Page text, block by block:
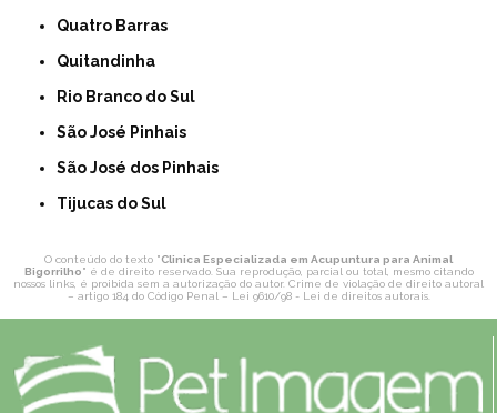
Quatro Barras
Quitandinha
Rio Branco do Sul
São José Pinhais
São José dos Pinhais
Tijucas do Sul
O conteúdo do texto "Clinica Especializada em Acupuntura para Animal
Bigorrilho" é de direito reservado. Sua reprodução, parcial ou total, mesmo citando
nossos links, é proibida sem a autorização do autor. Crime de violação de direito autoral
– artigo 184 do Código Penal – Lei 9610/98 - Lei de direitos autorais.